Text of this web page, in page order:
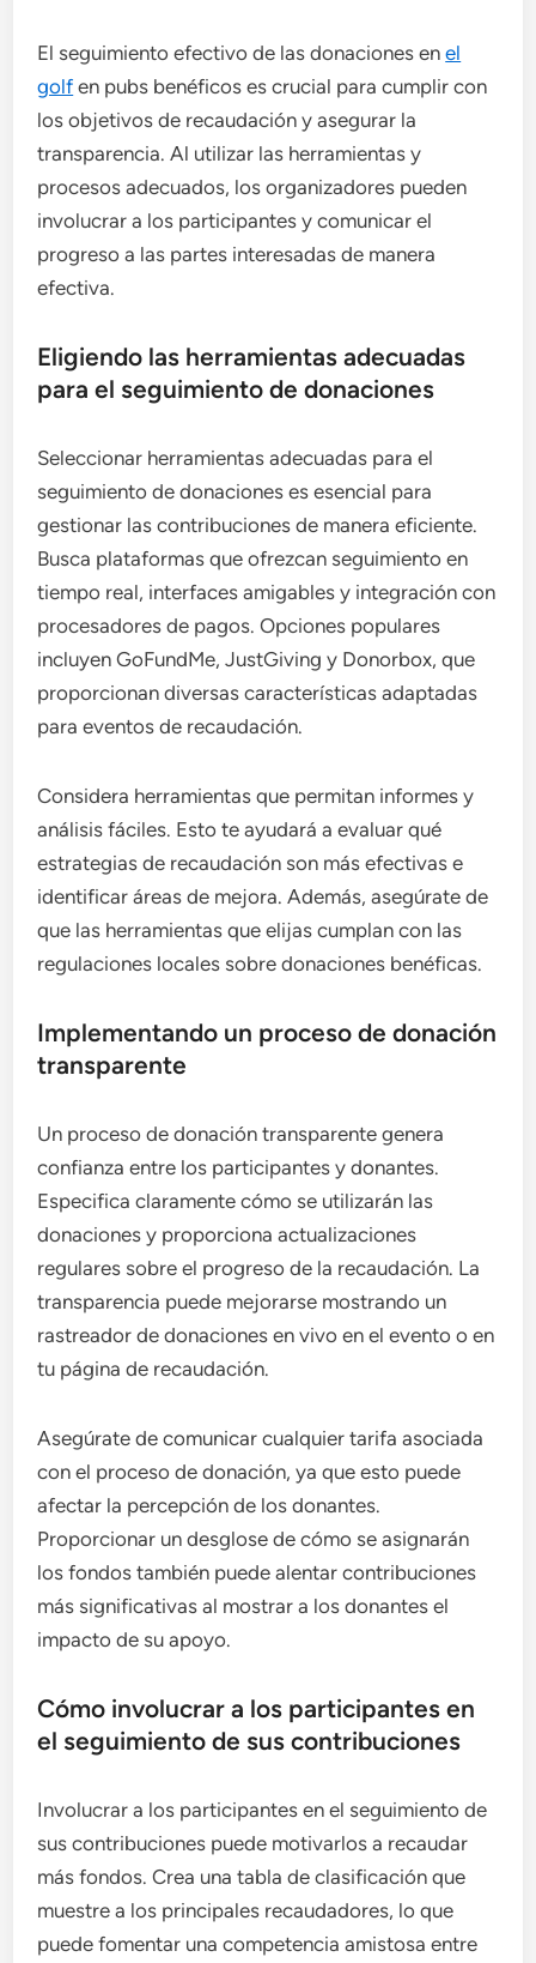
El seguimiento efectivo de las donaciones enel
golf en pubs benéficos es crucial para cumplir con
los objetivos de recaudación y asegurar la
transparencia. Al utilizar las herramientas y
procesos adecuados, los organizadores pueden
involucrar a los participantes y comunicar el
progreso a las partes interesadas de manera
efectiva.
Eligiendo las herramientas adecuadas
para el seguimiento de donaciones
Seleccionar herramientas adecuadas para el
seguimiento de donaciones es esencial para
gestionar las contribuciones de manera eficiente.
Busca plataformas que ofrezcan seguimiento en
tiempo real, interfaces amigables y integración con
procesadores de pagos. Opciones populares
incluyen GoFundMe, JustGiving y Donorbox, que
proporcionan diversas características adaptadas
para eventos de recaudación.
Considera herramientas que permitan informes y
análisis fáciles. Esto te ayudará a evaluar qué
estrategias de recaudación son más efectivas e
identificar áreas de mejora. Además, asegúrate de
que las herramientas que elijas cumplan con las
regulaciones locales sobre donaciones benéficas.
Implementando un proceso de donación
transparente
Un proceso de donación transparente genera
confianza entre los participantes y donantes.
Especifica claramente cómo se utilizarán las
donaciones y proporciona actualizaciones
regulares sobre el progreso de la recaudación. La
transparencia puede mejorarse mostrando un
rastreador de donaciones en vivo en el evento o en
tu página de recaudación.
Asegúrate de comunicar cualquier tarifa asociada
con el proceso de donación, ya que esto puede
afectar la percepción de los donantes.
Proporcionar un desglose de cómo se asignarán
los fondos también puede alentar contribuciones
más significativas al mostrar a los donantes el
impacto de su apoyo.
Cómo involucrar a los participantes en
el seguimiento de sus contribuciones
Involucrar a los participantes en el seguimiento de
sus contribuciones puede motivarlos a recaudar
más fondos. Crea una tabla de clasificación que
muestre a los principales recaudadores, lo que
puede fomentar una competencia amistosa entre